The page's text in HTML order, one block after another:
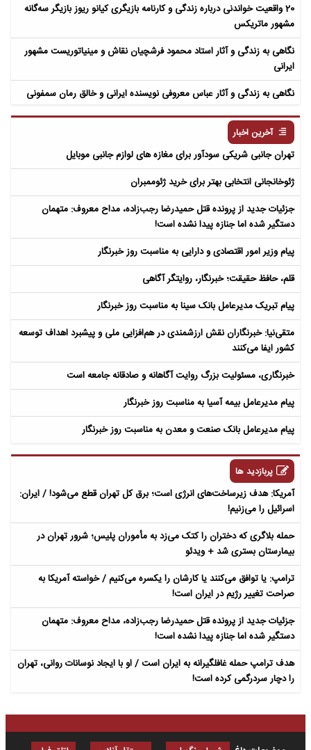
20 واقعیت خواندنی درباره زندگی و کارنامه بازیگری کیانو ریوز بازیگر سه‌گانه
مشهور ماتریکس
نگاهی به زندگی و آثار استاد محمود فرشچیان نقاش و مینیاتوریست مشهور
ایرانی
نگاهی به زندگی و آثار عباس معروفی نویسنده ایرانی و خالق رمان سمفونی
آخرین اخبار
تهران جانبی شریکی سودآور برای مغازه های لوازم جانبی موبایل
ژئوخانجانی انتخابی بهتر برای خرید ژئوممبران
جزئیات جدید از پرونده قتل حمیدرضا رجب‌زاده، مداح معروف: متهمان
دستگیر شده اما جنازه پیدا نشده است!
پیام وزیر امور اقتصادی و دارایی به مناسبت روز خبرنگار
قلم، حافظ حقیقت؛ خبرنگار، روایتگر آگاهی
پیام تبریک مدیرعامل بانک سینا به مناسبت روز خبرنگار
متقی‌نیا: خبرنگاران نقش ارزشمندی در هم‌افزایی ملی و پیشبرد اهداف توسعه
کشور ایفا می‌کنند
خبرنگاری، مسئولیت بزرگ روایت آگاهانه و صادقانه جامعه است
پیام مدیرعامل بیمه آسیا به مناسبت روز خبرنگار
پیام مدیرعامل بانک صنعت و معدن به مناسبت روز خبرنگار
پربازدید ها
آمریکا: هدف زیرساخت‌های انرژی است؛ برق کل تهران قطع می‌شود! / ایران:
اسرائیل را می‌زنیم!
حمله بلاگری که دختران را کتک می‌زد به مأموران پلیس؛ شرور تهران در
بیمارستان بستری شد + ویدئو
ترامپ: یا توافق می‌کنند یا کارشان را یکسره می‌کنیم / خواسته آمریکا به
صراحت تغییر رژیم در ایران است!
جزئیات جدید از پرونده قتل حمیدرضا رجب‌زاده، مداح معروف: متهمان
دستگیر شده اما جنازه پیدا نشده است!
هدف ترامپ حمله غافلگیرانه به ایران است / او با ایجاد نوسانات روانی، تهران
را دچار سردرگمی کرده است!